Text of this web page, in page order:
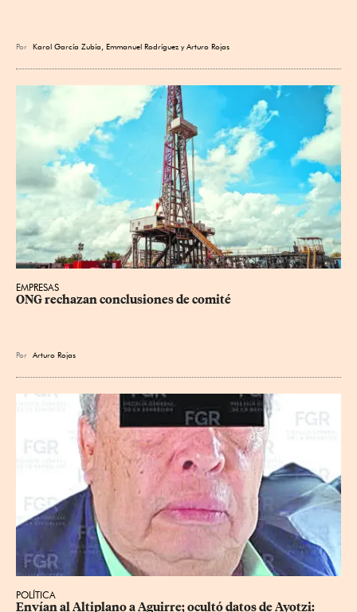
Por Karol García Zubía Emmanuel Rodríguez yArturo Rojas
EMPRESAS
ONG rechazan conclusiones de comité
Por Arturo Rojas
POLÍTICA
Envían al Altiplano a Aguirre; ocultó datos de Ayotzi: